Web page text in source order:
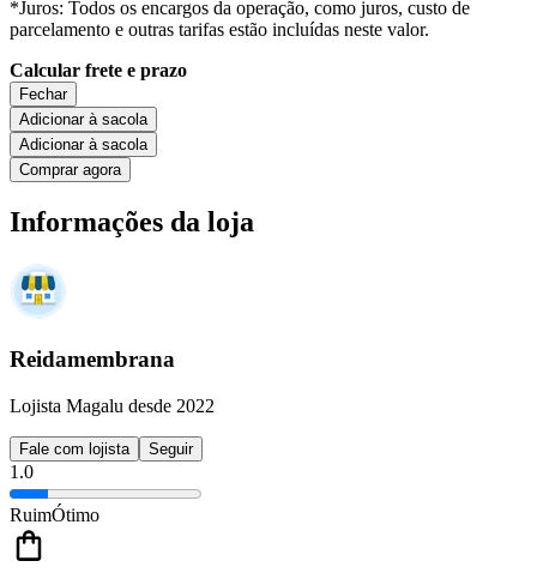
*Juros: Todos os encargos da operação, como juros, custo de
parcelamento e outras tarifas estão incluídas neste valor.
Calcular frete e prazo
Fechar
Adicionar à sacola
Adicionar à sacola
Comprar agora
Informações da loja
Reidamembrana
Lojista Magalu desde 2022
Fale com lojista Seguir
1.0
RuimÓtimo